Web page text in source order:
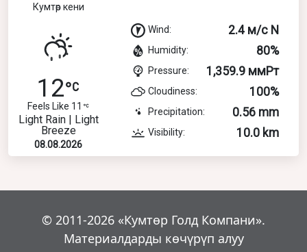
Кумтөр кени
12
Feels Like 11
Light Rain | Light
Breeze
08.08.2026
Wind: 2.4 м/с N
Humidity: 80%
Pressure: 1,359.9 ммРт
Cloudiness: 100%
Precipitation: 0.56 mm
Visibility: 10.0 km
© 2011-2026 «Кумтөр Голд Компани».
Материалдарды көчүрүп алуу